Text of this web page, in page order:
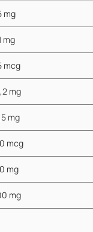
mg
mg
mcg
mg
mg
mcg
mg
mg